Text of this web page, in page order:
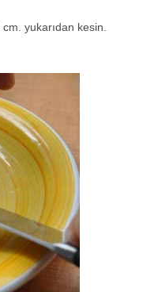
yukarıdan kesin.